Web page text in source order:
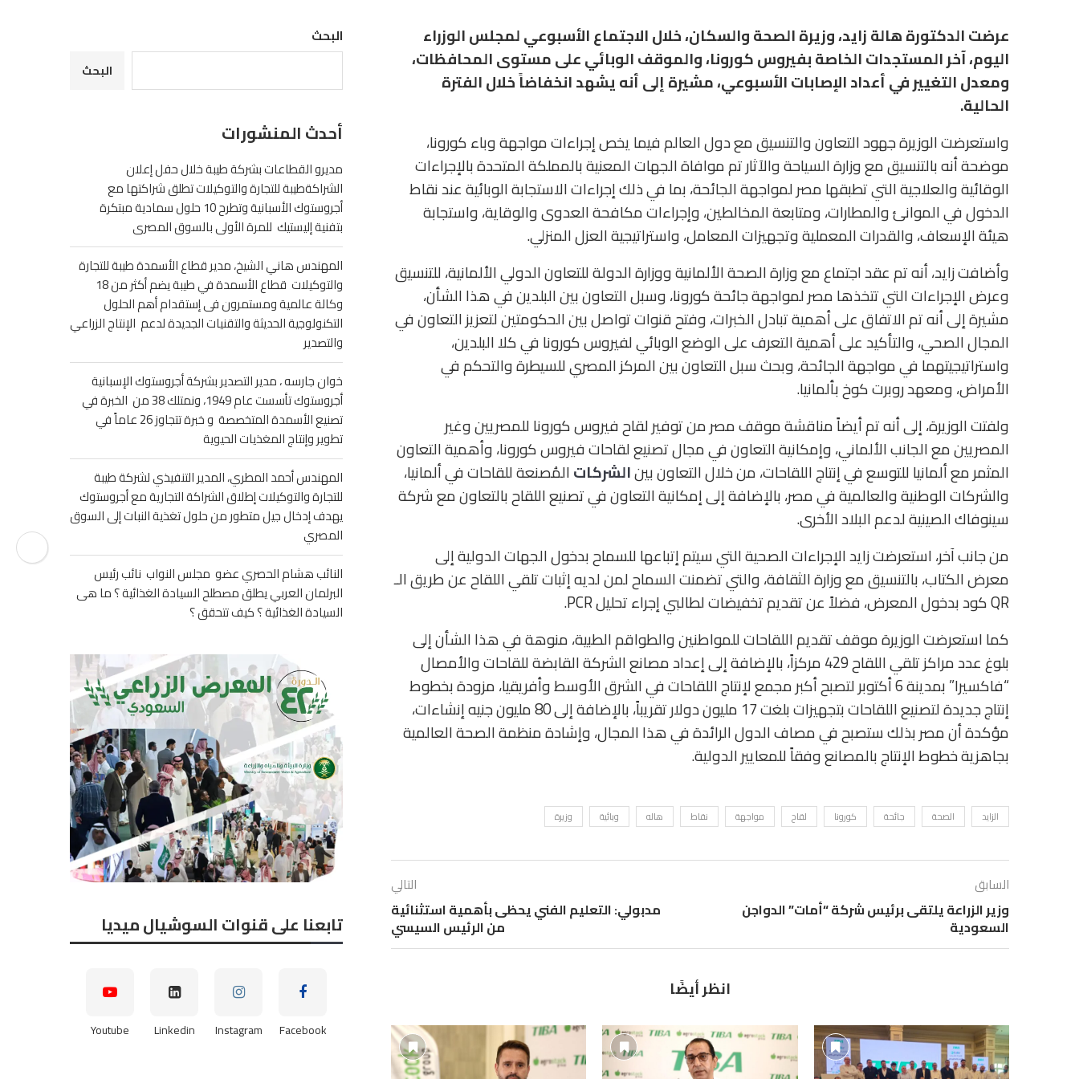
عرضت الدكتورة هالة زايد، وزيرة الصحة والسكان، خلال الاجتماع الأسبوعي لمجلس الوزراء
اليوم، آخر المستجدات الخاصة بفيروس كورونا، والموقف الوبائي على مستوى المحافظات،
ومعدل التغيير في أعداد الإصابات الأسبوعي، مشيرة إلى أنه يشهد انخفاضاً خلال الفترة
الحالية.
واستعرضت الوزيرة جهود التعاون والتنسيق مع دول العالم فيما يخص إجراءات مواجهة وباء كورونا،
موضحة أنه بالتنسيق مع وزارة السياحة والآثار تم موافاة الجهات المعنية بالمملكة المتحدة بالإجراءات
الوقائية والعلاجية التي تطبقها مصر لمواجهة الجائحة، بما في ذلك إجراءات الاستجابة الوبائية عند نقاط
الدخول في الموانئ والمطارات، ومتابعة المخالطين، وإجراءات مكافحة العدوى والوقاية، واستجابة
هيئة الإسعاف، والقدرات المعملية وتجهيزات المعامل، واستراتيجية العزل المنزلي.
وأضافت زايد، أنه تم عقد اجتماع مع وزارة الصحة الألمانية ووزارة الدولة للتعاون الدولي الألمانية، للتنسيق
وعرض الإجراءات التي تتخذها مصر لمواجهة جائحة كورونا، وسبل التعاون بين البلدين في هذا الشأن،
مشيرة إلى أنه تم الاتفاق على أهمية تبادل الخبرات، وفتح قنوات تواصل بين الحكومتين لتعزيز التعاون في
المجال الصحي، والتأكيد على أهمية التعرف على الوضع الوبائي لفيروس كورونا في كلا البلدين،
واستراتيجيتهما في مواجهة الجائحة، وبحث سبل التعاون بين المركز المصري للسيطرة والتحكم في
الأمراض، ومعهد روبرت كوخ بألمانيا.
ولفتت الوزيرة، إلى أنه تم أيضاً مناقشة موقف مصر من توفير لقاح فيروس كورونا للمصريين وغير
المصريين مع الجانب الألماني، وإمكانية التعاون في مجال تصنيع لقاحات فيروس كورونا، وأهمية التعاون
المثمر مع ألمانيا للتوسع في إنتاج اللقاحات، من خلال التعاون بينالشركاتالمُصنعة للقاحات في ألمانيا،
والشركات الوطنية والعالمية في مصر، بالإضافة إلى إمكانية التعاون في تصنيع اللقاح بالتعاون مع شركة
سينوفاك الصينية لدعم البلاد الأخرى.
من جانب آخر، استعرضت زايد الإجراءات الصحية التي سيتم إتباعها للسماح بدخول الجهات الدولية إلى
معرض الكتاب، بالتنسيق مع وزارة الثقافة، والتي تضمنت السماح لمن لديه إثبات تلقي اللقاح عن طريق الـ
QR كود بدخول المعرض، فضلاً عن تقديم تخفيضات لطالبي إجراء تحليل PCR.
كما استعرضت الوزيرة موقف تقديم اللقاحات للمواطنين والطواقم الطبية، منوهة في هذا الشأن إلى
بلوغ عدد مراكز تلقي اللقاح 429 مركزاً، بالإضافة إلى إعداد مصانع الشركة القابضة للقاحات والأمصال
“فاكسيرا” بمدينة 6 أكتوبر لتصبح أكبر مجمع لإنتاج اللقاحات في الشرق الأوسط وأفريقيا، مزودة بخطوط
إنتاج جديدة لتصنيع اللقاحات بتجهيزات بلغت 17 مليون دولار تقريباً، بالإضافة إلى 80 مليون جنيه إنشاءات،
مؤكدة أن مصر بذلك ستصبح في مصاف الدول الرائدة في هذا المجال، وإشادة منظمة الصحة العالمية
بجاهزية خطوط الإنتاج بالمصانع وفقاً للمعايير الدولية.
الزايد الصحة جائحة كورونا لقاح مواجهة نقاط هاله وبائية وزيرة
السابق
وزير الزراعة يلتقى برئيس شركة “أمات” الدواجن
السعودية
التالي
مدبولي: التعليم الفني يحظى بأهمية استثنائية
من الرئيس السيسي
انظر أيضًا
البحث
البحث
أحدث المنشورات
مديرو القطاعات بشركة طيبة خلال حفل إعلان
الشراكةطيبة للتجارة والتوكيلات تطلق شراكتها مع
أجروستوك الأسبانية وتطرح 10 حلول سمادية مبتكرة
بتفنية إليستيك للمرة الأولى بالسوق المصرى
المهندس هاني الشيخ، مدير قطاع الأسمدة طيبة للتجارة
والتوكيلات قطاع الأسمدة في طيبة يضم أكثر من 18
وكالة عالمية ومستمرون فى إستقدام أهم الحلول
التكنولوجية الحديثة والتقنيات الجديدة لدعم الإنتاج الزراعي
والتصدير
خوان جارسه ، مدير التصدير بشركة أجروستوك الإسبانية
أجروستوك تأسست عام 1949، ونمتلك 38 من الخبرة في
تصنيع الأسمدة المتخصصة و خبرة تتجاوز 26 عاماً في
تطوير وإنتاج المغذيات الحيوية
المهندس أحمد المطري، المدير التنفيذي لشركة طيبة
للتجارة والتوكيلات إطلاق الشراكة التجارية مع أجروستوك
يهدف إدخال جيل متطور من حلول تغذية النبات إلى السوق
المصري
النائب هشام الحصري عضو مجلس النواب نائب رئيس
البرلمان العربي يطلق مصطلح السيادة الغذائية ؟ ما هى
السيادة الغذائية ؟ كيف تتحقق ؟
تابعنا على قنوات السوشيال ميديا
Facebook
Instagram
Linkedin
Youtube